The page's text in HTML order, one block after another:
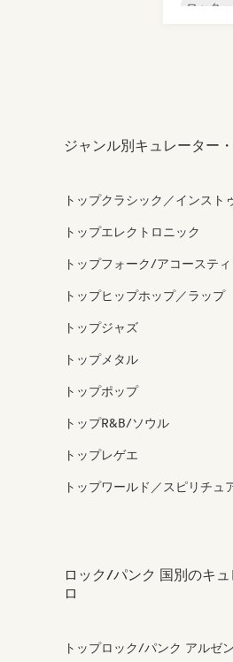
ロック
ジャンル別キュレーター
トップクラシック／インスト
トップエレクトロニック
トップフォーク/アコースティ
トップヒップホップ／ラップ
トップジャズ
トップメタル
トップポップ
トップR&B/ソウル
トップレゲエ
トップワールド／スピリチュ
ロック/パンク 国別のキ
ロ
トップロック/パンク アルゼ